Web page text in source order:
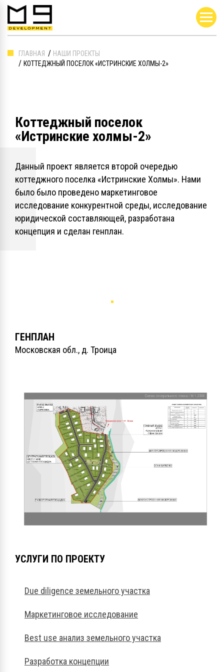
ГЛАВНАЯ
НАШИ ПРОЕКТЫ
КОТТЕДЖНЫЙ ПОСЕЛОК «ИСТРИНСКИЕ ХОЛМЫ-2»
Коттеджный поселок
«Истринские холмы-2»
Данный проект является второй очередью
коттеджного поселка «Истринские Холмы». Нами
было было проведено маркетинговое
исследование конкурентной среды, исследование
юридической составляющей, разработана
концепция и сделан генплан.
ГЕНПЛАН
Московская обл., д. Троица
УСЛУГИ ПО ПРОЕКТУ
Due diligence земельного участка
Маркетинговое исследование
Best use анализ земельного участка
Разработка концепции